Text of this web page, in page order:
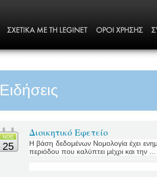
Ειδήσεις
ΝΟΕ
25
Διοικητικό Εφετείο
Η βάση δεδομένων Νομολογία έχει
περιόδου που καλύπτει μέχρι και την ...